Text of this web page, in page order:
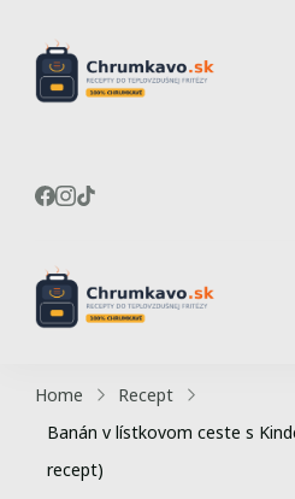
Home
Recept
Banán v lístkovom ceste s
recept)